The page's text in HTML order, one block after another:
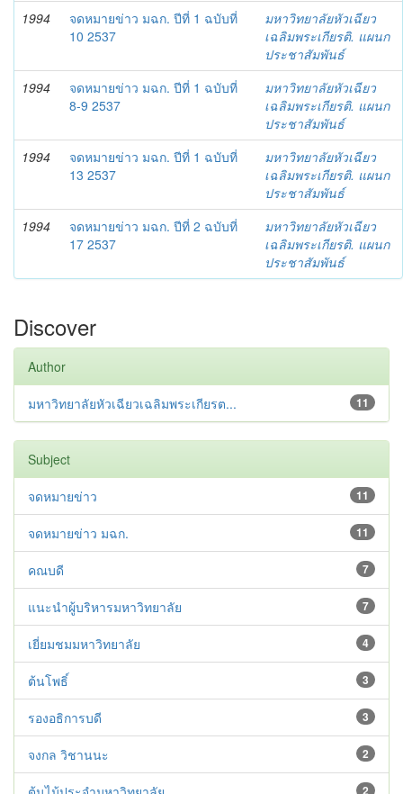
1994
จดหมายข่าว มฉก. ปีที่ 1 ฉบับที่
10 2537
มหาวิทยาลัยหัวเฉียว
เฉลิมพระเกียรติ. แผนก
ประชาสัมพันธ์
1994
จดหมายข่าว มฉก. ปีที่ 1 ฉบับที่
8-9 2537
มหาวิทยาลัยหัวเฉียว
เฉลิมพระเกียรติ. แผนก
ประชาสัมพันธ์
1994
จดหมายข่าว มฉก. ปีที่ 1 ฉบับที่
13 2537
มหาวิทยาลัยหัวเฉียว
เฉลิมพระเกียรติ. แผนก
ประชาสัมพันธ์
1994
จดหมายข่าว มฉก. ปีที่ 2 ฉบับที่
17 2537
มหาวิทยาลัยหัวเฉียว
เฉลิมพระเกียรติ. แผนก
ประชาสัมพันธ์
Discover
Author
11
มหาวิทยาลัยหัวเฉียวเฉลิมพระเกียรต...
Subject
11
จดหมายข่าว
11
จดหมายข่าว มฉก.
7
คณบดี
7
แนะนำผู้บริหารมหาวิทยาลัย
4
เยี่ยมชมมหาวิทยาลัย
3
ต้นโพธิ์
3
รองอธิการบดี
2
จงกล วิชานนะ
2